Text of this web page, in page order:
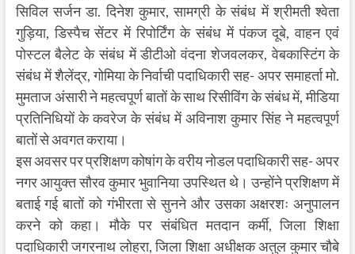
सिविल सर्जन डा. दिनेश कुमार, सामग्री के संबंध में श्रीमती श्वेता
गुड़िया, डिस्पैच सेंटर में रिपोर्टिंग के संबंध में पंकज दूबे, वाहन एवं
पोस्टल बैलेट के संबंध में डीटीओ वंदना शेजवलकर, वेबकास्टिंग के
संबंध में शैलेंद्र, गोमिया के निर्वाची पदाधिकारी सह- अपर समाहर्ता मो.
मुमताज अंसारी ने महत्वपूर्ण बातों के साथ रिसीविंग के संबंध में, मीडिया
प्रतिनिधियों के कवरेज के संबंध में अविनाश कुमार सिंह ने महत्वपूर्ण
बातों से अवगत कराया।
इस अवसर पर प्रशिक्षण कोषांग के वरीय नोडल पदाधिकारी सह- अपर
नगर आयुक्त सौरव कुमार भुवानिया उपस्थित थे। उन्होंने प्रशिक्षण में
बताई गई बातों को गंभीरता से सुनने और उसका अक्षरशः अनुपालन
करने को कहा। मौके पर संबंधित मतदान कर्मी, जिला शिक्षा
पदाधिकारी जगरनाथ लोहरा, जिला शिक्षा अधीक्षक अतुल कुमार चौबे